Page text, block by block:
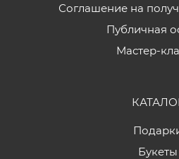
Соглашение на
Публичная
Мастер-
Букеты